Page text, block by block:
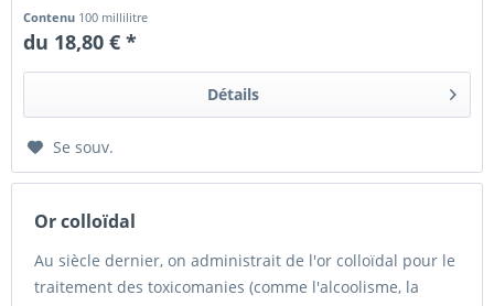
Contenu 100 millilitre
du 18,80 € *
Détails
Se souv.
Or colloïdal
Au siècle dernier, on administrait de l'or colloïdal pour le
traitement des toxicomanies (comme l'alcoolisme, la